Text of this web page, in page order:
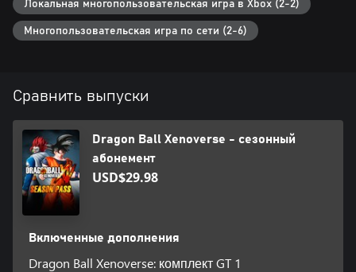
Локальная многопользовательская игра в Xbox (2-2)
Многопользовательская игра по сети (2-6)
Сравнить выпуски
Dragon Ball Xenoverse - сезонный
абонемент
USD$29.98
Включенные дополнения
Dragon Ball Xenoverse: комплект GT 1